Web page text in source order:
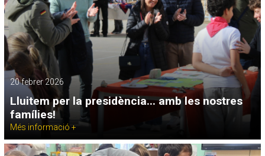
20 febrer 2026
Lluitem per la presidència... amb les nostres
famílies!
Més informació +